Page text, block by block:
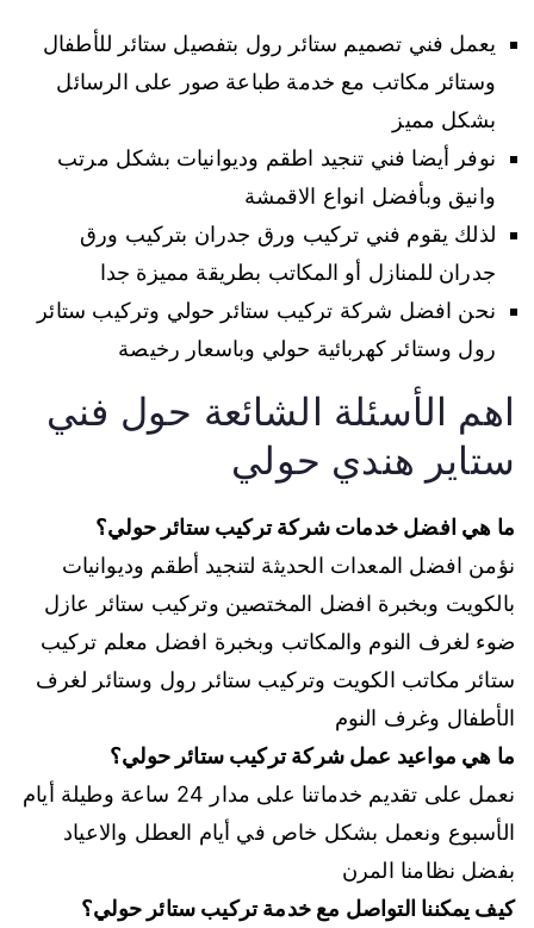
يعمل فني تصميم ستائر رول بتفصيل ستائر للأطفال
وستائر مكاتب مع خدمة طباعة صور على الرسائل
بشكل مميز
نوفر أيضا فني تنجيد اطقم وديوانيات بشكل مرتب
وانيق وبأفضل انواع الاقمشة
لذلك يقوم فني تركيب ورق جدران بتركيب ورق
جدران للمنازل أو المكاتب بطريقة مميزة جدا
نحن افضل شركة تركيب ستائر حولي وتركيب ستائر
رول وستائر كهربائية حولي وباسعار رخيصة
اهم الأسئلة الشائعة حول فني
ستاير هندي حولي
ما هي افضل خدمات شركة تركيب ستائر حولي؟
نؤمن افضل المعدات الحديثة لتنجيد أطقم وديوانيات
بالكويت وبخبرة افضل المختصين وتركيب ستائر عازل
ضوء لغرف النوم والمكاتب وبخبرة افضل معلم تركيب
ستائر مكاتب الكويت وتركيب ستائر رول وستائر لغرف
الأطفال وغرف النوم
ما هي مواعيد عمل شركة تركيب ستائر حولي؟
نعمل على تقديم خدماتنا على مدار 24 ساعة وطيلة أيام
الأسبوع ونعمل بشكل خاص في أيام العطل والاعياد
بفضل نظامنا المرن
كيف يمكننا التواصل مع خدمة تركيب ستائر حولي؟